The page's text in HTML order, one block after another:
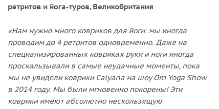
ретритов и йога-туров, Великобритания
«Нам нужно много ковриков для йоги: мы иногда
проводим до 4 ретритов одновременно. Даже на
специализированных ковриках руки и ноги иногда
проскальзывали в самые неудачные моменты, пока
мы не увидели коврики Calyana на шоу Om Yoga Show
в 2014 году. Мы были мгновенно покорены! Эти
коврики имеют абсолютно нескользящую